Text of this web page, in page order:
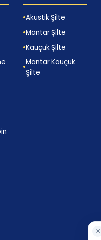
Akustik Şilte
Mantar Şilte
Kauçuk Şilte
Mantar Kauçuk
Şilte